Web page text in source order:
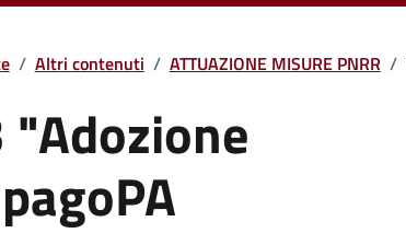
/ Altri contenuti / ATTUAZIONE MISURE PNRR /